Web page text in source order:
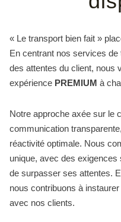
« Le transport bien fait »
En centrant nos services
des attentes du client, nous
expérience PREMIUM à
Notre approche axée sur le
communication
réactivité optimale. Nous
unique, avec des
de surpasser ses attentes.
nous contribuons à
avec nos clients.